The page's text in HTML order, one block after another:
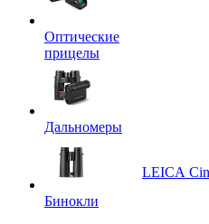
Оптические
прицелы
Дальномеры
Бинокли
LEICA